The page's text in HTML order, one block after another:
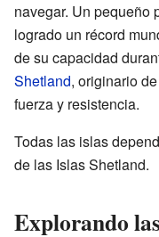
navegar. Un pequeño
logrado un récord
de su capacidad
Shetland, originario
fuerza y resistencia.
Todas las islas
de las Islas Shetland.
Explorando